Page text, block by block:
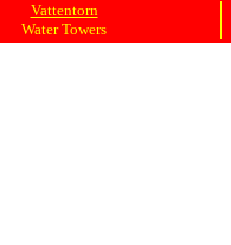
Vattentorn
Water Towers